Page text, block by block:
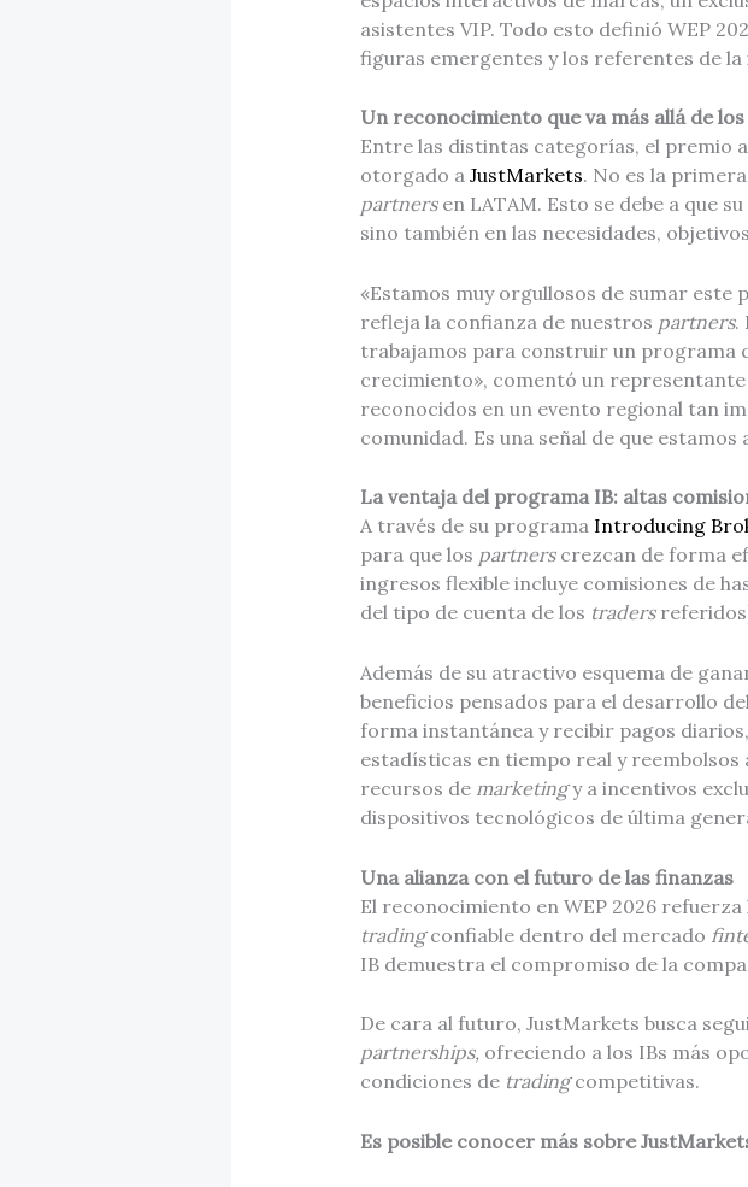
asistentes VIP. Todo esto definió WEP
figuras emergentes y los referentes de
Un reconocimiento que va más allá de
Entre las distintas categorías, el premio
otorgado a JustMarkets. No es la
partnersen LATAM. Esto se debe a que
sino también en las necesidades,
«Estamos muy orgullosos de sumar
refleja la confianza de nuestros partners.
trabajamos para construir un programa
crecimiento», comentó un
reconocidos en un evento regional tan
comunidad. Es una señal de que estamos
La ventaja del programa IB: altas
A través de su programa Introducing
para que los partners crezcan de forma
ingresos flexible incluye comisiones de
del tipo de cuenta de los traders
Además de su atractivo esquema de
beneficios pensados para el desarrollo
forma instantánea y recibir pagos
estadísticas en tiempo real y
recursos de marketingy a incentivos
dispositivos tecnológicos de última
Una alianza con el futuro de las finanzas
El reconocimiento en WEP 2026 refuerza
tradingconfiable dentro del mercado
IB demuestra el compromiso de la
De cara al futuro, JustMarkets busca
partnerships, ofreciendo a los IBs más
condiciones de tradingcompetitivas.
Es posible conocer más sobre